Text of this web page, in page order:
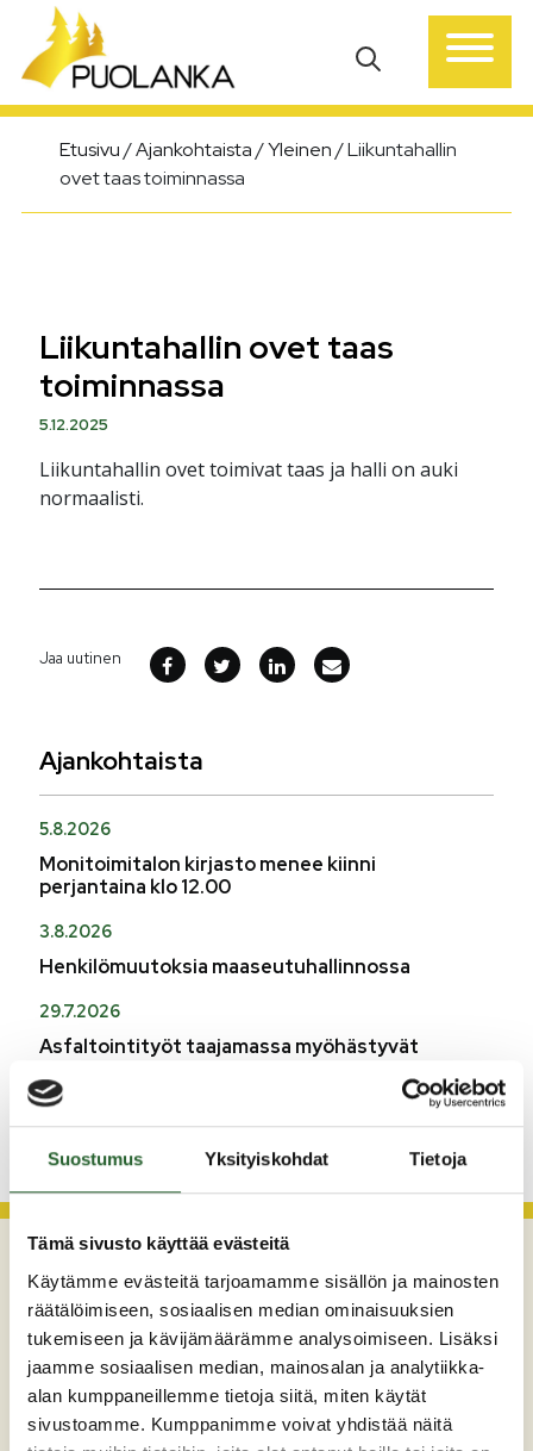
Suostumus Yksityiskohdat Tietoja
Tämä sivusto käyttää evästeitä
Käytämme evästeitä tarjoamamme sisällön ja mainosten
räätälöimiseen, sosiaalisen median ominaisuuksien
tukemiseen ja kävijämäärämme analysoimiseen. Lisäksi
jaamme sosiaalisen median, mainosalan ja analytiikka-
alan kumppaneillemme tietoja siitä, miten käytät
sivustoamme. Kumppanimme voivat yhdistää näitä
Päävalikko
Etusivu/Ajankohtaista/Yleinen/Liikuntahallin
ovet taas toiminnassa
Liikuntahallin ovet taas
toiminnassa
5.12.2025
Liikuntahallin ovet toimivat taas ja halli on auki
normaalisti.
Jaa uutinen
Ajankohtaista
5.8.2026
Monitoimitalon kirjasto menee kiinni
perjantaina klo 12.00
3.8.2026
Henkilömuutoksia maaseutuhallinnossa
29.7.2026
Asfaltointityöt taajamassa myöhästyvät